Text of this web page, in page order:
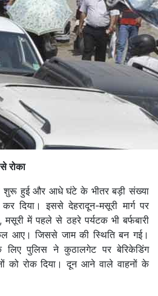
रोका
शुरू हुई और आधे घंटे के भीतर बड़ी संख्या
दिया। इससे देहरादून-मसूरी मार्ग पर
में पहले से ठहरे पर्यटक भी बर्फबारी
आए। जिससे जाम की स्थिति बन गई।
पुलिस ने कुठालगेट पर बेरिकेडिंग
को रोक दिया। दून आने वाले वाहनों के